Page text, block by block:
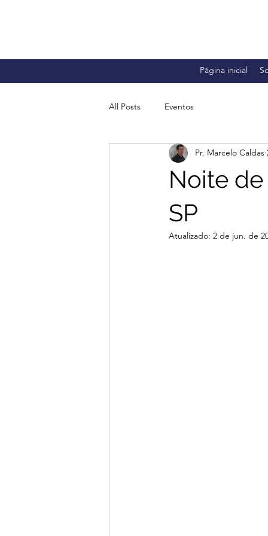
Página inicial
All Posts Eventos
Noite
SP
Pr. Marcelo Caldas
Atualizado: 2 de jun. de